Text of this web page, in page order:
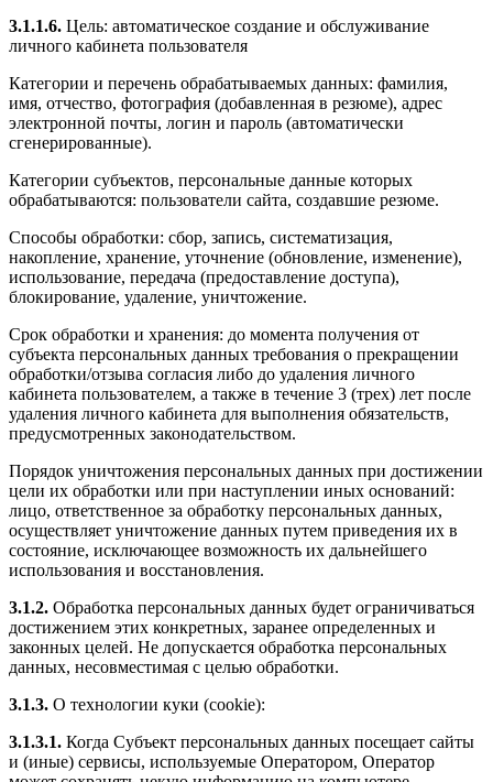
3.1.1.6. Цель: автоматическое создание и обслуживание
личного кабинета пользователя
Категории и перечень обрабатываемых данных: фамилия,
имя, отчество, фотография (добавленная в резюме), адрес
электронной почты, логин и пароль (автоматически
сгенерированные).
Категории субъектов, персональные данные которых
обрабатываются: пользователи сайта, создавшие резюме.
Способы обработки: сбор, запись, систематизация,
накопление, хранение, уточнение (обновление, изменение),
использование, передача (предоставление доступа),
блокирование, удаление, уничтожение.
Срок обработки и хранения: до момента получения от
субъекта персональных данных требования о прекращении
обработки/отзыва согласия либо до удаления личного
кабинета пользователем, а также в течение 3 (трех) лет после
удаления личного кабинета для выполнения обязательств,
предусмотренных законодательством.
Порядок уничтожения персональных данных при достижении
цели их обработки или при наступлении иных оснований:
лицо, ответственное за обработку персональных данных,
осуществляет уничтожение данных путем приведения их в
состояние, исключающее возможность их дальнейшего
использования и восстановления.
3.1.2. Обработка персональных данных будет ограничиваться
достижением этих конкретных, заранее определенных и
законных целей. Не допускается обработка персональных
данных, несовместимая с целью обработки.
3.1.3. О технологии куки (cookie):
3.1.3.1. Когда Субъект персональных данных посещает сайты
и (иные) сервисы, используемые Оператором, Оператор